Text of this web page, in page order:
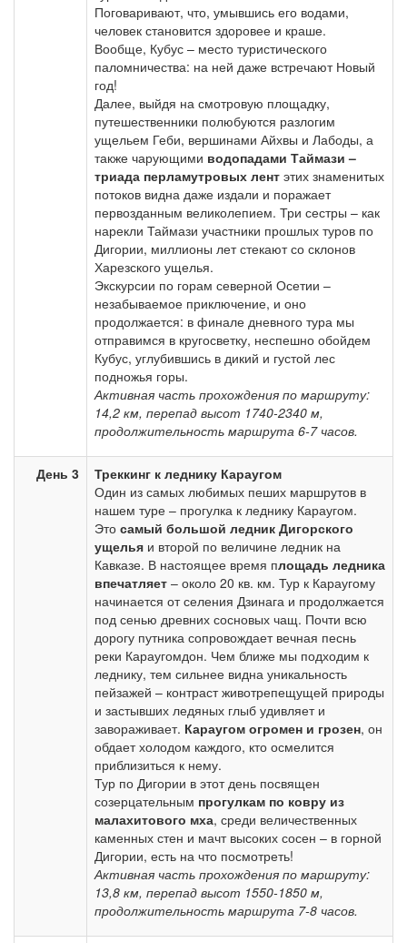
Поговаривают, что, умывшись его водами,
человек становится здоровее и краше.
Вообще, Кубус – место туристического
паломничества: на ней даже встречают Новый
год!
Далее, выйдя на смотровую площадку,
путешественники полюбуются разлогим
ущельем Геби, вершинами Айхвы и Лабоды, а
также чарующими водопадами Таймази –
триада перламутровых лент этих знаменитых
потоков видна даже издали и поражает
первозданным великолепием. Три сестры – как
нарекли Таймази участники прошлых туров по
Дигории, миллионы лет стекают со склонов
Харезского ущелья.
Экскурсии по горам северной Осетии –
незабываемое приключение, и оно
продолжается: в финале дневного тура мы
отправимся в кругосветку, неспешно обойдем
Кубус, углубившись в дикий и густой лес
подножья горы.
Активная часть прохождения по маршруту:
14,2 км, перепад высот 1740-2340 м,
продолжительность маршрута 6-7 часов.
День 3
Треккинг к леднику Караугом
Один из самых любимых пеших маршрутов в
нашем туре – прогулка к леднику Караугом.
Это самый большой ледник Дигорского
ущелья и второй по величине ледник на
Кавказе. В настоящее время площадь ледника
впечатляет – около 20 кв. км. Тур к Караугому
начинается от селения Дзинага и продолжается
под сенью древних сосновых чащ. Почти всю
дорогу путника сопровождает вечная песнь
реки Караугомдон. Чем ближе мы подходим к
леднику, тем сильнее видна уникальность
пейзажей – контраст животрепещущей природы
и застывших ледяных глыб удивляет и
завораживает. Караугом огромен и грозен, он
обдает холодом каждого, кто осмелится
приблизиться к нему.
Тур по Дигории в этот день посвящен
созерцательным прогулкам по ковру из
малахитового мха, среди величественных
каменных стен и мачт высоких сосен – в горной
Дигории, есть на что посмотреть!
Активная часть прохождения по маршруту:
13,8 км, перепад высот 1550-1850 м,
продолжительность маршрута 7-8 часов.